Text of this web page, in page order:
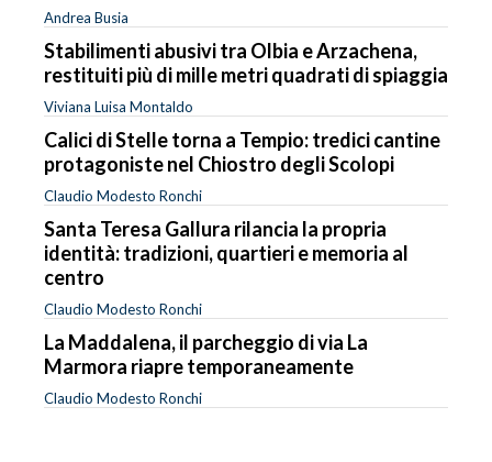
Andrea Busia
Stabilimenti abusivi tra Olbia e Arzachena,
restituiti più di mille metri quadrati di spiaggia
Viviana Luisa Montaldo
Calici di Stelle torna a Tempio: tredici cantine
protagoniste nel Chiostro degli Scolopi
Claudio Modesto Ronchi
Santa Teresa Gallura rilancia la propria
identità: tradizioni, quartieri e memoria al
centro
Claudio Modesto Ronchi
La Maddalena, il parcheggio di via La
Marmora riapre temporaneamente
Claudio Modesto Ronchi